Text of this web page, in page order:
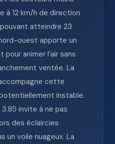
à 12 km/h de direction
atteindre 23
ouest apporte un
animer l’air sans
ventée. La
cette
instable.
3.85 invite à ne pas
des éclaircies
un voile nuageux. La